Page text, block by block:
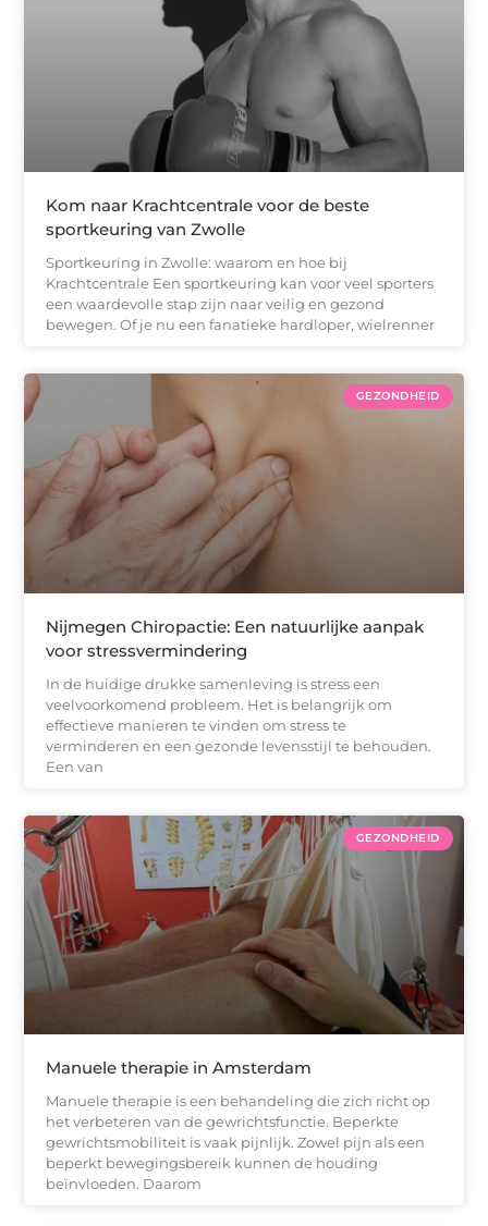
Kom naar Krachtcentrale voor de beste
sportkeuring van Zwolle
Sportkeuring in Zwolle: waarom en hoe bij
Krachtcentrale Een sportkeuring kan voor veel sporters
een waardevolle stap zijn naar veilig en gezond
bewegen. Of je nu een fanatieke hardloper, wielrenner
GEZONDHEID
Nijmegen Chiropactie: Een natuurlijke aanpak
voor stressvermindering
In de huidige drukke samenleving is stress een
veelvoorkomend probleem. Het is belangrijk om
effectieve manieren te vinden om stress te
verminderen en een gezonde levensstijl te behouden.
Een van
GEZONDHEID
Manuele therapie in Amsterdam
Manuele therapie is een behandeling die zich richt op
het verbeteren van de gewrichtsfunctie. Beperkte
gewrichtsmobiliteit is vaak pijnlijk. Zowel pijn als een
beperkt bewegingsbereik kunnen de houding
beïnvloeden. Daarom